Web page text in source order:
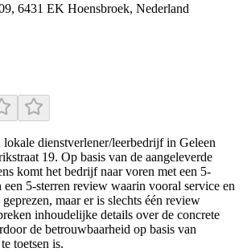
6431 EK Hoensbroek, Nederland
dienstverlener/leerbedrijf in Geleen
19. Op basis van de aangeleverde
komt het bedrijf naar voren met een 5-
een 5-sterren review waarin vooral service en
maar er is slechts één review
inhoudelijke details over de concrete
de betrouwbaarheid op basis van
toetsen is.